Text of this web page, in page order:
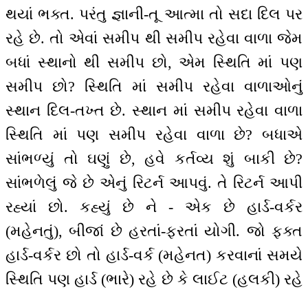
થયાં ભક્ત. પરંતુ જ્ઞાની-તૂ આત્મા તો સદા દિલ પર
રહે છે. તો એવાં સમીપ થી સમીપ રહેવા વાળા જેમ
બધાં સ્થાનો થી સમીપ છો, એમ સ્થિતિ માં પણ
સમીપ છો? સ્થિતિ માં સમીપ રહેવા વાળાઓનું
સ્થાન દિલ-તખ્ત છે. સ્થાન માં સમીપ રહેવા વાળા
સ્થિતિ માં પણ સમીપ રહેવા વાળા છે? બધાએ
સાંભળ્યું તો ઘણું છે, હવે કર્તવ્ય શું બાકી છે?
સાંભળેલું જે છે એનું રિટર્ન આપવું. તે રિટર્ન આપી
રહ્યાં છો. કહ્યું છે ને - એક છે હાર્ડ-વર્કર
(મહેનતું), બીજાં છે હરતાં-ફરતાં યોગી. જો ફક્ત
હાર્ડ-વર્કર છો તો હાર્ડ-વર્ક (મહેનત) કરવાનાં સમયે
સ્થિતિ પણ હાર્ડ (ભારે) રહે છે કે લાઈટ (હલકી) રહે